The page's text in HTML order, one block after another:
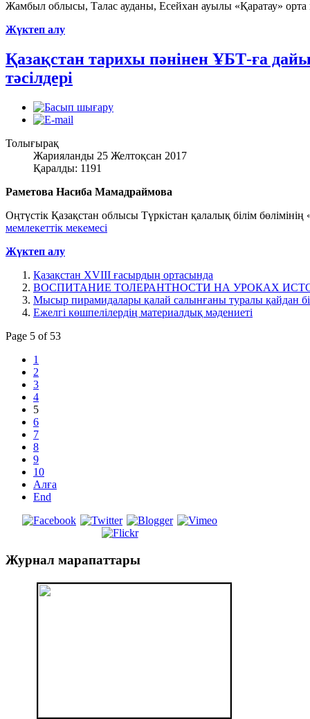
Жамбыл облысы, Талас ауданы, Есейхан ауылы «Қаратау» орта
Жүктеп алу
Қазақстан тарихы пәнінен ҰБТ-ға
тәсілдері
Толығырақ
Жарияланды 25 Желтоқсан 2017
Қаралды: 1191
Раметова Насиба Мамадраймова
Оңтүстік Қазақстан облысы Түркістан қалалық білім
мемлекеттік мекемесі
Жүктеп алу
Қазақстан XVIII ғасырдың ортасында
ВОСПИТАНИЕ ТОЛЕРАНТНОСТИ НА УРОКАХ
Мысыр пирамидалары қалай салынғаны туралы қайдан
Ежелгі көшпелілердің материалдық мәдениеті
Page 5 of 53
1
2
3
4
5
6
7
8
9
10
Алға
End
Журнал марапаттары